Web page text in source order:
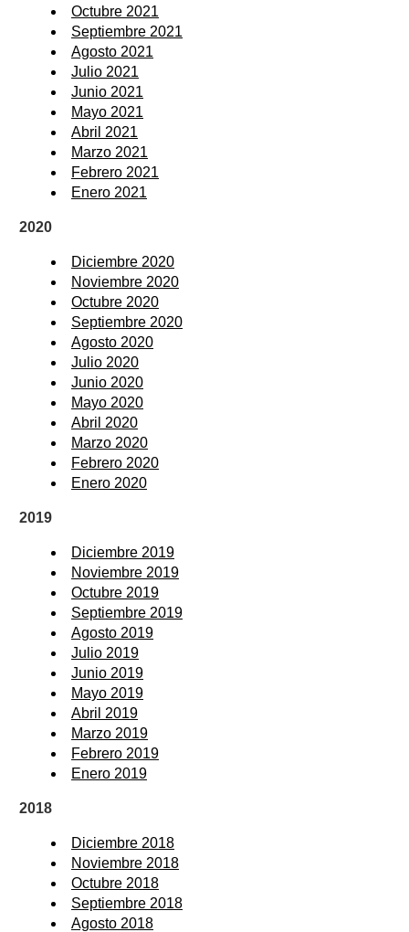
Octubre 2021
Septiembre 2021
Agosto 2021
Julio 2021
Junio 2021
Mayo 2021
Abril 2021
Marzo 2021
Febrero 2021
Enero 2021
2020
Diciembre 2020
Noviembre 2020
Octubre 2020
Septiembre 2020
Agosto 2020
Julio 2020
Junio 2020
Mayo 2020
Abril 2020
Marzo 2020
Febrero 2020
Enero 2020
2019
Diciembre 2019
Noviembre 2019
Octubre 2019
Septiembre 2019
Agosto 2019
Julio 2019
Junio 2019
Mayo 2019
Abril 2019
Marzo 2019
Febrero 2019
Enero 2019
2018
Diciembre 2018
Noviembre 2018
Octubre 2018
Septiembre 2018
Agosto 2018